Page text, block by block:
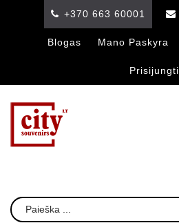
+370 663 60001
Blogas Mano Paskyra
Prisijungti